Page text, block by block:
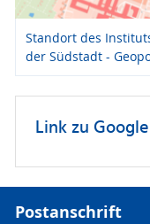
Standort des
der Südstadt -
Link zu
Postanschrift